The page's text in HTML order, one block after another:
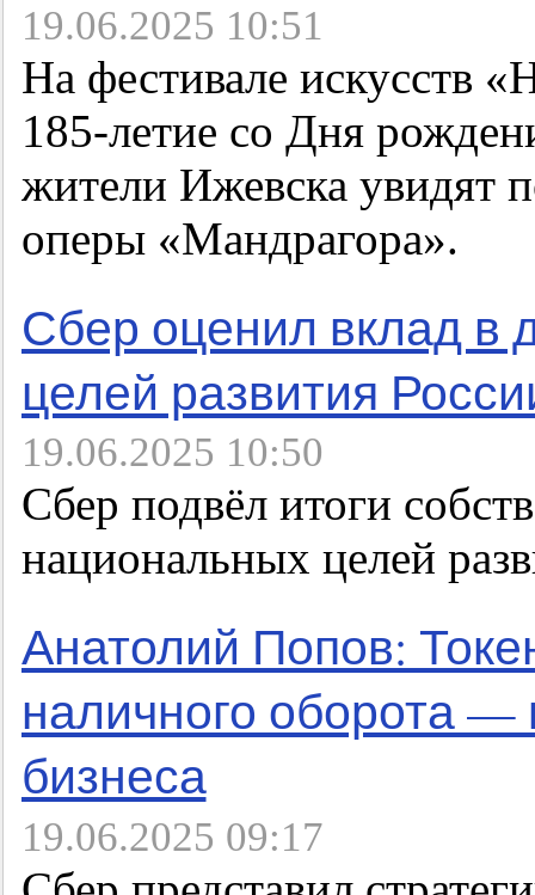
19.06.2025 10:51
На фестивале искусств
185-летие со Дня
жители Ижевска увидят
оперы «Мандрагора».
Сбер оценил вклад в
целей развития
19.06.2025 10:50
Сбер подвёл итоги
национальных целей
Анатолий Попов:
наличного оборота —
бизнеса
19.06.2025 09:17